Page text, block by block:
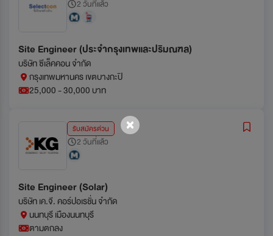
2 วันที่แล้ว
Site Engineer (ประจำกรุงเทพและปริมณฑล)
บริษัท ซีเล็คคอน จํากัด
กรุงเทพมหานคร เขตบางกะปิ
25,000 - 30,000 บาท
รับสมัครด่วน
2 วันที่แล้ว
Site Engineer (Solar)
บริษัท เค.จี. คอร์ปอเรชั่น จำกัด
นนทบุรี เมืองนนทบุรี
ตามตกลง